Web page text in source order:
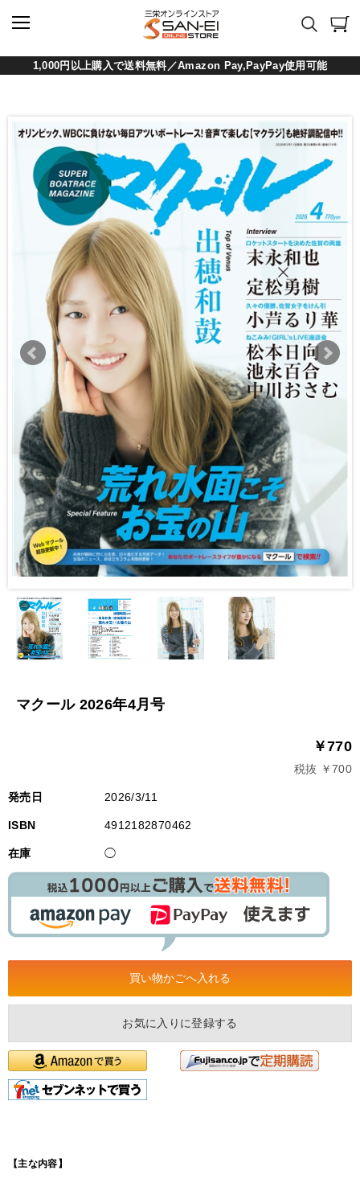
1,000円以上購入で送料無料／Amazon Pay,PayPay使用可能
マクール 2026年4月号
￥770
税抜 ￥700
発売日 2026/3/11
ISBN 4912182870462
在庫 ◯
お気に入りに登録する
【主な内容】